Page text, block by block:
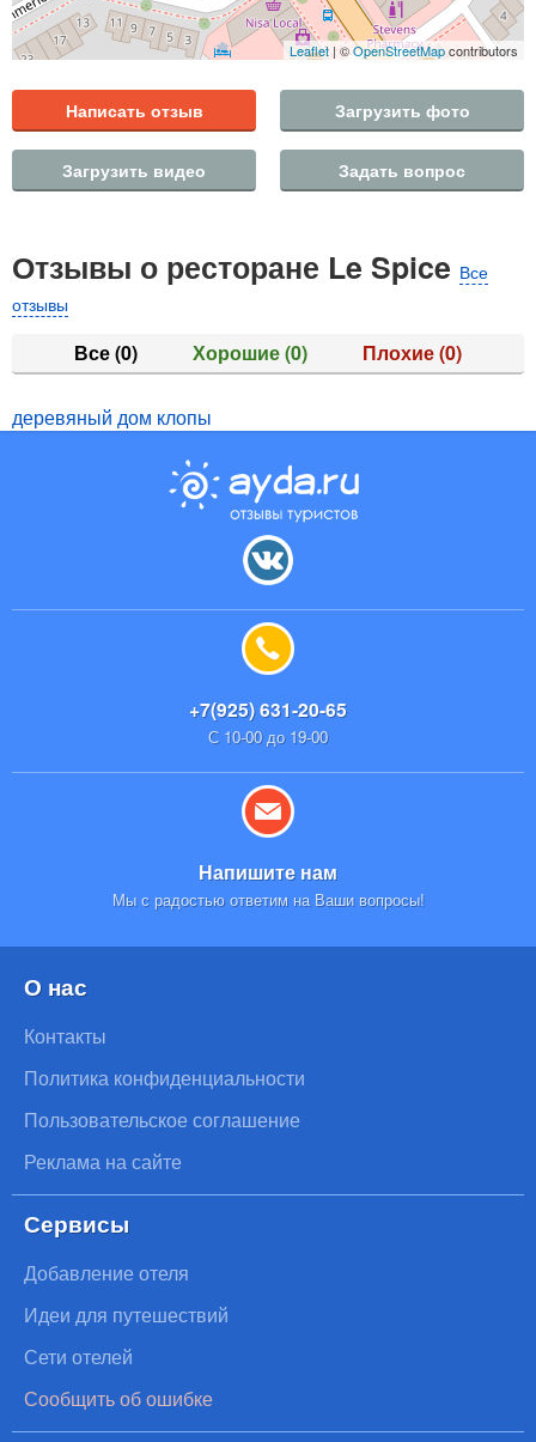
Leaflet| ©OpenStreetMapcontributors
Написать отзыв Загрузить фото
Загрузить видео Задать вопрос
Отзывы о ресторане Le Spice Все
отзывы
Все(0) Хорошие(0) Плохие(0)
деревяный дом клопы
+7(925) 631-20-65
С 10-00 до 19-00
Напишите нам
Мы с радостью ответим на Ваши вопросы!
О нас
Контакты
Политика конфиденциальности
Пользовательское соглашение
Реклама на сайте
Сервисы
Добавление отеля
Идеи для путешествий
Сети отелей
Сообщить об ошибке